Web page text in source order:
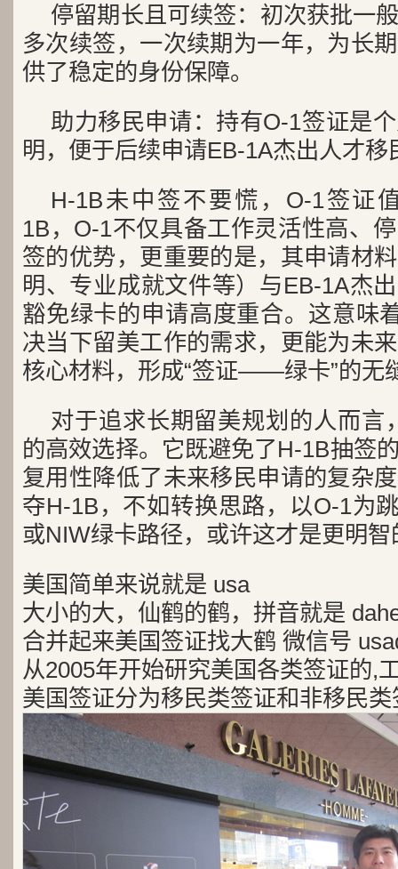
停留期长且可续签：初次获批一
多次续签，一次续期为一年，为长
供了稳定的身份保障。
助力移民申请：持有O-1签证是
明，便于后续申请EB-1A杰出人才
H-1B未中签不要慌，O-1签证
1B，O-1不仅具备工作灵活性高、
签的优势，更重要的是，其申请材
明、专业成就文件等）与EB-1A杰
豁免绿卡的申请高度重合。这意味
决当下留美工作的需求，更能为未
核心材料，形成“签证——绿卡”的无
对于追求长期留美规划的人而言
的高效选择。它既避免了H-1B抽签
复用性降低了未来移民申请的复杂
夺H-1B，不如转换思路，以O-1为
或NIW绿卡路径，或许这才是更明
美国简单来说就是 usa
大小的大，仙鹤的鹤，拼音就是
合并起来美国签证找大鹤 微信号
从2005年开始研究美国各类签证的,
美国签证分为移民类签证和非移民